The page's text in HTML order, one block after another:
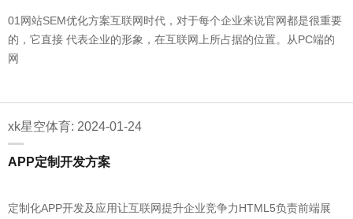
01网站SEM优化方案互联网时代，对于每个企业来说官网都是很重要
的，它直接 代表企业的形象，在互联网上所占据的位置。从PC端的
网
xk星空体育: 2024-01-24
APP定制开发方案
定制化APP开发及应用让互联网提升企业竞争力HTML5负责前端展